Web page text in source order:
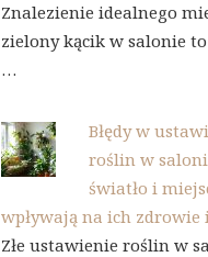
Znalezienie idealnego
zielony kącik w salonie
…
Błędy w
roślin w
światło i
wpływają na ich zdrowie
Złe ustawienie roślin w